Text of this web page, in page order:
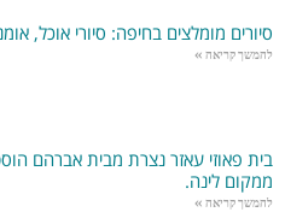
סיורים מומלצים בחיפה: סיורי אוכל,
להמשך קריאה »
בית פאוזי עאזר נצרת מבית אברהם
ממקום לינה.
להמשך קריאה »